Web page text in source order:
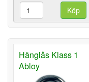
Köp
Hänglås Klass 1
Abloy